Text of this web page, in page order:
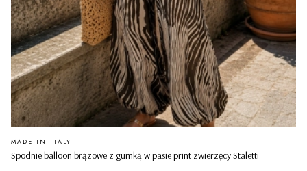
Spodnie balloon brązowe z gumką w pasie print zwierzęcy Staletti
PRODUCENT
MADE IN ITALY